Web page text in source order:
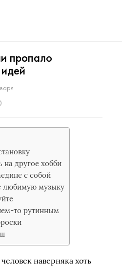
пропало
на другое хобби
с собой
любимую музыку
то рутинным
наверняка хоть